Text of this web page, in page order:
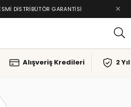
DISTRIBÜTÖR GARANTISI ×
Alışveriş Kredileri 2